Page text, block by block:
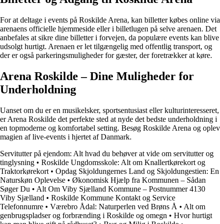
For at deltage i events på Roskilde Arena, kan billetter købes online via
arenaens officielle hjemmeside eller i billetlugen på selve arenaen. Det
anbefales at sikre dine billetter i forvejen, da populære events kan blive
udsolgt hurtigt. Arenaen er let tilgængelig med offentlig transport, og
der er også parkeringsmuligheder for gæster, der foretrækker at køre.
Arena Roskilde – Dine Muligheder for
Underholdning
Uanset om du er en musikelsker, sportsentusiast eller kulturinteresseret,
er Arena Roskilde det perfekte sted at nyde det bedste underholdning i
en topmoderne og komfortabel setting. Besøg Roskilde Arena og oplev
magien af live-events i hjertet af Danmark.
Servitutter på ejendom: Alt hvad du behøver at vide om servitutter og
tinglysning • Roskilde Ungdomsskole: Alt om Knallertkørekort og
Traktorkørekort • Opdag Skjoldungernes Land og Skjoldungestien: En
Naturskøn Oplevelse • Økonomisk Hjælp fra Kommunen – Sådan
Søger Du • Alt Om Viby Sjælland Kommune – Postnummer 4130
Viby Sjælland • Roskilde Kommune Kontakt og Service
Telefonnumre • Værebro Ådal: Naturperlen ved Brøns Å • Alt om
genbrugspladser og forbrænding i Roskilde og omegn • Hvor hurtigt